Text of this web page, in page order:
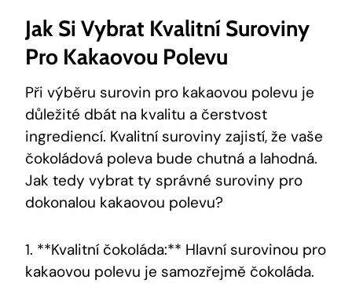
Jak Si Vybrat Kvalitní Suroviny
Pro Kakaovou Polevu
Při výběru surovin pro kakaovou polevu je
důležité dbát na kvalitu a čerstvost
ingrediencí. Kvalitní suroviny zajistí, že vaše
čokoládová poleva bude chutná a lahodná.
Jak tedy vybrat ty správné suroviny pro
dokonalou kakaovou polevu?
1. **Kvalitní čokoláda:** Hlavní surovinou pro
kakaovou polevu je samozřejmě čokoláda.